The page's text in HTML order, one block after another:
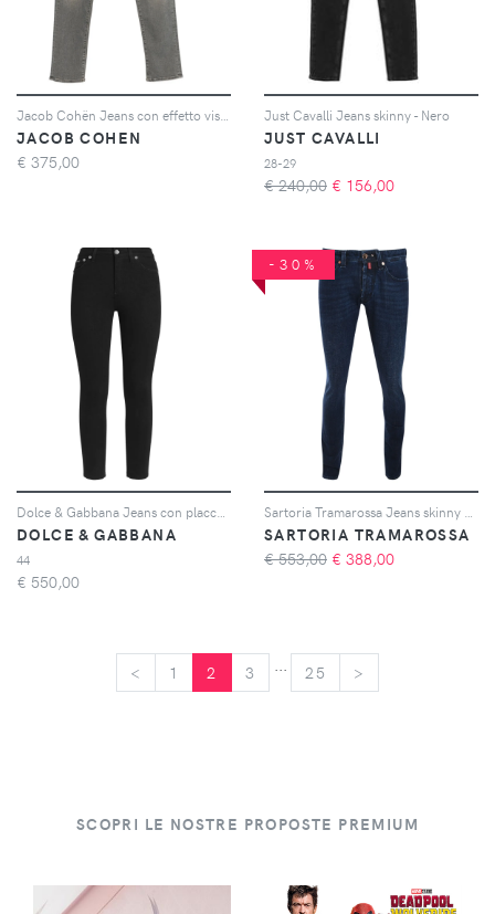
JACOB COHEN
€ 375,00
Just Cavalli Jeans skinny - Nero
JUST CAVALLI
28-29
€ 240,00 € 156,00
DOLCE & GABBANA
44
€ 550,00
-30%
SARTORIA TRAMAROSSA
€ 553,00 € 388,00
< 1 2 3 25 >
SCOPRI LE NOSTRE PROPOSTE PREMIUM